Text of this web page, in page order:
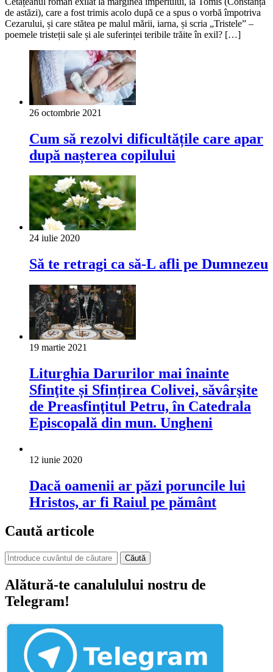
de astăzi), care a fost trimis acolo după ce a spus o vorbă împotriva
Cezarului, și care stătea pe malul mării, iarna, și scria „Tristele” –
poemele tristeții sale și ale suferinței teribile trăite în exil? […]
26 octombrie 2021
Cum să rezolvi dificultățile care apar
după nașterea copilului
24 iulie 2020
Să te retragi ca să-L afli pe Dumnezeu
19 martie 2021
Liturghia Darurilor mai înainte
Sfinţite și Sfințirea Colivei, săvârşite
de Preasfinţitul Petru, în Catedrala
Episcopală din mun. Ungheni
12 iunie 2020
Dacă oamenii ar păzi poruncile lui
Hristos, ar fi Raiul pe pământ
Caută articole
Căută
Alătură-te canalulului nostru de
Telegram!